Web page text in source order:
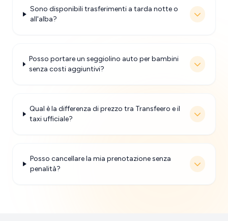
Sono disponibili trasferimenti a tarda notte o
all'alba?
Posso portare un seggiolino auto per bambini
senza costi aggiuntivi?
Qual è la differenza di prezzo tra Transfeero e il
taxi ufficiale?
Posso cancellare la mia prenotazione senza
penalità?